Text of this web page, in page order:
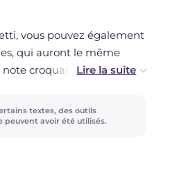
vous pouvez également
qui auront le même
croquante avec la
sans ajouter
aromatiser le
textes, des outils
avoir été utilisés.